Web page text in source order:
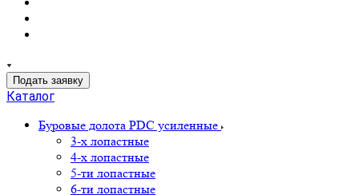
Подать заявку
Каталог
Буровые долота PDC усиленные
3-х лопастные
4-х лопастные
5-ти лопастные
6-ти лопастные